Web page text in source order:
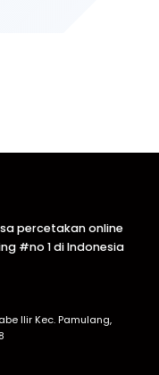
percetakan online
#no 1 di Indonesia
Ilir Kec. Pamulang,